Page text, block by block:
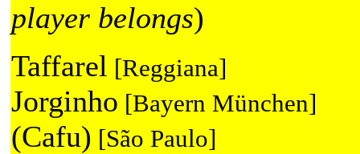
player belongs)
Taffarel [Reggiana]
Jorginho [Bayern München]
(Cafu) [São Paulo]